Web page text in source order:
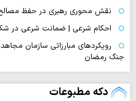
نقش محوری رهبری در حفظ
احکام شرعی | ضمانت شرعی در
رویکردهای مبارزاتی سازمان
جنگ رمضان
دکه مطبوعات